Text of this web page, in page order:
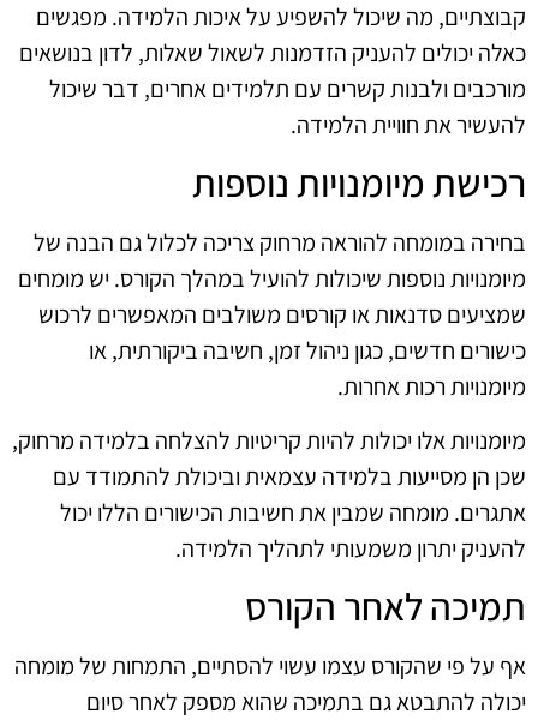
קבוצתיים, מה שיכול להשפיע על איכות הלמידה. מפגשים
כאלה יכולים להעניק הזדמנות לשאול שאלות, לדון בנושאים
מורכבים ולבנות קשרים עם תלמידים אחרים, דבר שיכול
להעשיר את חוויית הלמידה.
רכישת מיומנויות נוספות
בחירה במומחה להוראה מרחוק צריכה לכלול גם הבנה של
מיומנויות נוספות שיכולות להועיל במהלך הקורס. יש מומחים
שמציעים סדנאות או קורסים משולבים המאפשרים לרכוש
כישורים חדשים, כגון ניהול זמן, חשיבה ביקורתית, או
מיומנויות רכות אחרות.
מיומנויות אלו יכולות להיות קריטיות להצלחה בלמידה מרחוק,
שכן הן מסייעות בלמידה עצמאית וביכולת להתמודד עם
אתגרים. מומחה שמבין את חשיבות הכישורים הללו יכול
להעניק יתרון משמעותי לתהליך הלמידה.
תמיכה לאחר הקורס
אף על פי שהקורס עצמו עשוי להסתיים, התמחות של מומחה
יכולה להתבטא גם בתמיכה שהוא מספק לאחר סיום